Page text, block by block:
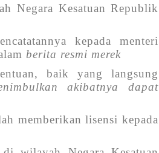
Negara Kesatuan Republik
kepada menteri
berita resmi merek
baik yang langsung
akibatnya dapat
memberikan lisensi kepada